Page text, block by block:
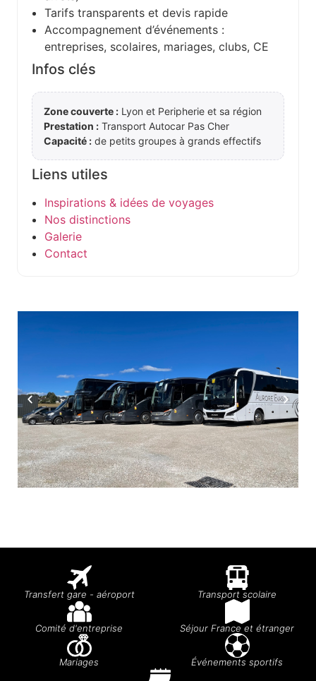
Tarifs transparents et devis rapide
Accompagnement d’événements :
entreprises, scolaires, mariages, clubs, CE
Infos clés
Zone couverte : Lyon et Peripherie et sa région
Prestation : Transport Autocar Pas Cher
Capacité : de petits groupes à grands effectifs
Liens utiles
Inspirations & idées de voyages
Nos distinctions
Galerie
Contact
Transfert gare - aéroport Transport scolaire
Comité d'entreprise Séjour France et étranger
Mariages Événements sportifs